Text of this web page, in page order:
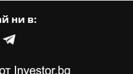
ни в: